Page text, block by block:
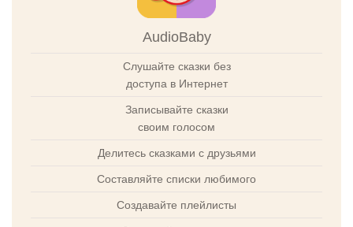
AudioBaby
Слушайте сказки без
доступа в Интернет
Записывайте сказки
своим голосом
Делитесь сказками с друзьями
Составляйте списки любимого
Создавайте плейлисты